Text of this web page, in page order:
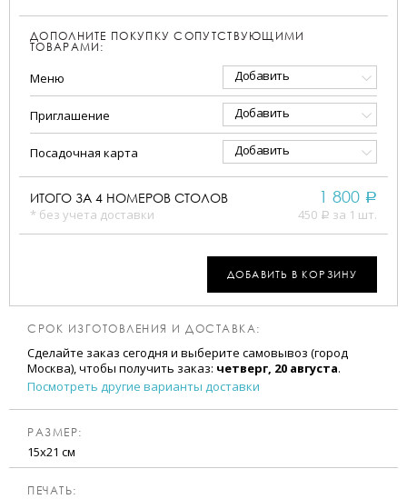
ДОПОЛНИТЕ ПОКУПКУ СОПУТСТВУЮЩИМИ
ТОВАРАМИ:
Меню Добавить
Приглашение Добавить
Посадочная карта Добавить
ИТОГО ЗА 4 НОМЕРОВ СТОЛОВ
* без учета доставки
1 800 a
450 a за 1 шт.
ДОБАВИТЬ В КОРЗИНУ
СРОК ИЗГОТОВЛЕНИЯ И ДОСТАВКА:
Сделайте заказ сегодня и выберите самовывоз (город
Москва), чтобы получить заказ: четверг, 20 августа.
Посмотреть другие варианты доставки
РАЗМЕР:
15х21 см
ПЕЧАТЬ: